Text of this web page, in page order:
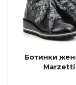
Ботинки
Marzetti